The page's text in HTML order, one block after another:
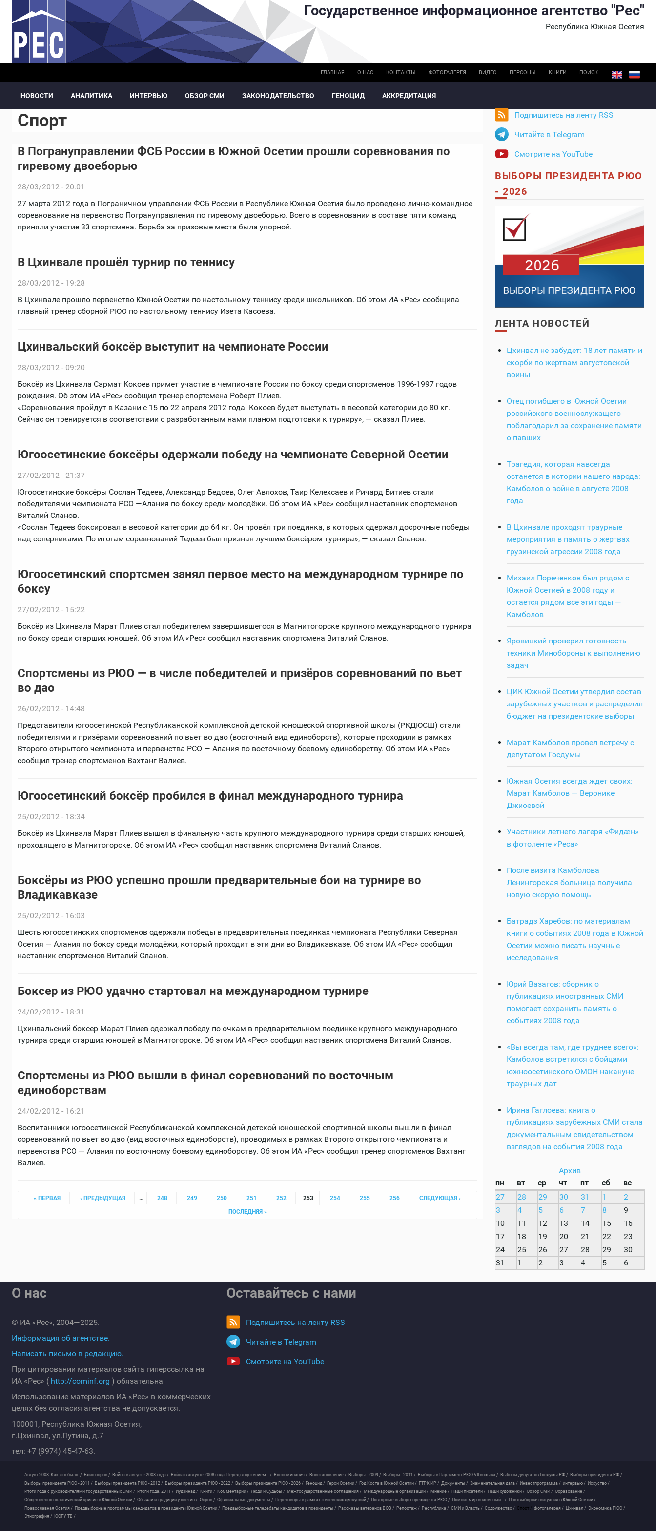
Перейти к основному содержанию Государственное информационное агентство "Рес"
Республика Южная Осетия
ГЛАВНАЯ О НАС КОНТАКТЫ ФОТОГАЛЕРЕЯ ВИДЕО ПЕРСОНЫ КНИГИ ПОИСК
НОВОСТИ АНАЛИТИКА ИНТЕРВЬЮ ОБЗОР СМИ ЗАКОНОДАТЕЛЬСТВО ГЕНОЦИД АККРЕДИТАЦИЯ
Спорт
В Погрануправлении ФСБ России в Южной Осетии прошли соревнования по
гиревому двоеборью
28/03/2012 - 20:01
27 марта 2012 года в Пограничном управлении ФСБ России в Республике Южная Осетия было проведено лично-командное
соревнование на первенство Погрануправления по гиревому двоеборью. Всего в соревновании в составе пяти команд
приняли участие 33 спортсмена. Борьба за призовые места была упорной.
В Цхинвале прошёл турнир по теннису
28/03/2012 - 19:28
В Цхинвале прошло первенство Южной Осетии по настольному теннису среди школьников. Об этом ИА «Рес» сообщила
главный тренер сборной РЮО по настольному теннису Изета Касоева.
Цхинвальский боксёр выступит на чемпионате России
28/03/2012 - 09:20
Боксёр из Цхинвала Сармат Кокоев примет участие в чемпионате России по боксу среди спортсменов 1996-1997 годов
рождения. Об этом ИА «Рес» сообщил тренер спортсмена Роберт Плиев.
«Соревнования пройдут в Казани с 15 по 22 апреля 2012 года. Кокоев будет выступать в весовой категории до 80 кг.
Сейчас он тренируется в соответствии с разработанным нами планом подготовки к турниру», — сказал Плиев.
Югоосетинские боксёры одержали победу на чемпионате Северной Осетии
27/02/2012 - 21:37
Югоосетинские боксёры Сослан Тедеев, Александр Бедоев, Олег Авлохов, Таир Келехсаев и Ричард Битиев стали
победителями чемпионата РСО —Алания по боксу среди молодёжи. Об этом ИА «Рес» сообщил наставник спортсменов
Виталий Сланов.
«Сослан Тедеев боксировал в весовой категории до 64 кг. Он провёл три поединка, в которых одержал досрочные победы
над соперниками. По итогам соревнований Тедеев был признан лучшим боксёром турнира», — сказал Сланов.
Югоосетинский спортсмен занял первое место на международном турнире по
боксу
27/02/2012 - 15:22
Боксёр из Цхинвала Марат Плиев стал победителем завершившегося в Магнитогорске крупного международного турнира
по боксу среди старших юношей. Об этом ИА «Рес» сообщил наставник спортсмена Виталий Сланов.
Спортсмены из РЮО — в числе победителей и призёров соревнований по вьет
во дао
26/02/2012 - 14:48
Представители югоосетинской Республиканской комплексной детской юношеской спортивной школы (РКДЮСШ) стали
победителями и призёрами соревнований по вьет во дао (восточный вид единоборств), которые проходили в рамках
Второго открытого чемпионата и первенства РСО — Алания по восточному боевому единоборству. Об этом ИА «Рес»
сообщил тренер спортсменов Вахтанг Валиев.
Югоосетинский боксёр пробился в финал международного турнира
25/02/2012 - 18:34
Боксёр из Цхинвала Марат Плиев вышел в финальную часть крупного международного турнира среди старших юношей,
проходящего в Магнитогорске. Об этом ИА «Рес» сообщил наставник спортсмена Виталий Сланов.
Боксёры из РЮО успешно прошли предварительные бои на турнире во
Владикавказе
25/02/2012 - 16:03
Шесть югоосетинских спортсменов одержали победы в предварительных поединках чемпионата Республики Северная
Осетия — Алания по боксу среди молодёжи, который проходит в эти дни во Владикавказе. Об этом ИА «Рес» сообщил
наставник спортсменов Виталий Сланов.
Боксер из РЮО удачно стартовал на международном турнире
24/02/2012 - 18:31
Цхинвальский боксер Марат Плиев одержал победу по очкам в предварительном поединке крупного международного
турнира среди старших юношей в Магнитогорске. Об этом ИА «Рес» сообщил наставник спортсмена Виталий Сланов.
Спортсмены из РЮО вышли в финал соревнований по восточным
единоборствам
24/02/2012 - 16:21
Воспитанники югоосетинской Республиканской комплексной детской юношеской спортивной школы вышли в финал
соревнований по вьет во дао (вид восточных единоборств), проводимых в рамках Второго открытого чемпионата и
первенства РСО — Алания по восточному боевому единоборству. Об этом ИА «Рес» сообщил тренер спортсменов Вахтанг
Валиев.
Страницы
« ПЕРВАЯ ‹ ПРЕДЫДУЩАЯ … 248 249 250 251 252 253 254 255 256
СЛЕДУЮЩАЯ ›
ПОСЛЕДНЯЯ »
Подпишитесь на ленту RSS
Читайте в Telegram
Смотрите на YouTube
ВЫБОРЫ ПРЕЗИДЕНТА РЮО
- 2026
ЛЕНТА НОВОСТЕЙ
Цхинвал не забудет: 18 лет памяти и
скорби по жертвам августовской
войны
Отец погибшего в Южной Осетии
российского военнослужащего
поблагодарил за сохранение памяти
о павших
Трагедия, которая навсегда
останется в истории нашего народа:
Камболов о войне в августе 2008
года
В Цхинвале проходят траурные
мероприятия в память о жертвах
грузинской агрессии 2008 года
Михаил Пореченков был рядом с
Южной Осетией в 2008 году и
остается рядом все эти годы —
Камболов
Яровицкий проверил готовность
техники Минобороны к выполнению
задач
ЦИК Южной Осетии утвердил состав
зарубежных участков и распределил
бюджет на президентские выборы
Марат Камболов провел встречу с
депутатом Госдумы
Южная Осетия всегда ждет своих:
Марат Камболов — Веронике
Джиоевой
Участники летнего лагеря «Фидӕн»
в фотоленте «Реса»
После визита Камболова
Ленингорская больница получила
новую скорую помощь
Батрадз Харебов: по материалам
книги о событиях 2008 года в Южной
Осетии можно писать научные
исследования
Юрий Вазагов: сборник о
публикациях иностранных СМИ
помогает сохранить память о
событиях 2008 года
«Вы всегда там, где труднее всего»:
Камболов встретился с бойцами
южноосетинского ОМОН накануне
траурных дат
Ирина Гаглоева: книга о
публикациях зарубежных СМИ стала
документальным свидетельством
взглядов на события 2008 года
Архив
пн
вт ср чт пт сб
вс
27
28 29 30 31 1
2
3
4 5 6 7 8
9
10
11 12 13 14 15
16
17
18 19 20 21 22
23
24
25 26 27 28 29
30
31
1 2 3 4 5 6
О нас
© ИА «Рес», 2004—2025.
Информация об агентстве.
Написать письмо в редакцию.
При цитировании материалов сайта гиперссылка на
ИА «Рес» ( http://cominf.org ) обязательна.
Использование материалов ИА «Рес» в коммерческих
целях без согласия агентства не допускается.
100001, Республика Южная Осетия,
г.Цхинвал, ул.Путина, д.7
тел: +7 (9974) 45-47-63.
Оставайтесь с нами
Подпишитесь на ленту RSS
Читайте в Telegram
Смотрите на YouTube
Август 2008. Как это было. / Блиц-опрос / Война в августе 2008 года / Война в августе 2008 года. Перед вторжением... / Воспоминания / Восстановление / Выборы - 2009 / Выборы - 2011 / Выборы в Парламент РЮО VII созыва / Выборы депутатов Госдумы РФ / Выборы президента РФ /
Выборы президента РЮО - 2011 / Выборы президента РЮО - 2012 / Выборы президента РЮО - 2022 / Выборы президента РЮО - 2026 / Геноцид / Герои Осетии / Год Коста в Южной Осетии / ГТРК ИР / Документы / Знаменательная дата / Инвестпрограмма / интервью / Искуство /
Итоги года с руководителями государственных СМИ / Итоги года. 2011 / Иудзинад / Книги / Комментарии / Люди и Судьбы / Межгосударственные соглашения / Международные организации / Мнение / Наши писатели / Наши художники / Обзор СМИ / Образование /
Общественно-политический кризис в Южной Осетии / Обычаи и традиции у осетин / Опрос / Официальные документы / Переговоры в рамках женевских дискуссий / Повторные выборы президента РЮО / Помнит мир спасенный... / Поствыборная ситуация в Южной Осетии /
Православная Осетия / Предвыборные программы кандидатов в президенты Южной Осетии / Предвыборные теледебаты кандидатов в президенты / Рассказы ветеранов ВОВ / Репортаж / Республика / СМИ и Власть / Содружество / Спорт / фотогалерея / Цхинвал / Экономика РЮО /
Этнография / ЮОГУ ТВ /